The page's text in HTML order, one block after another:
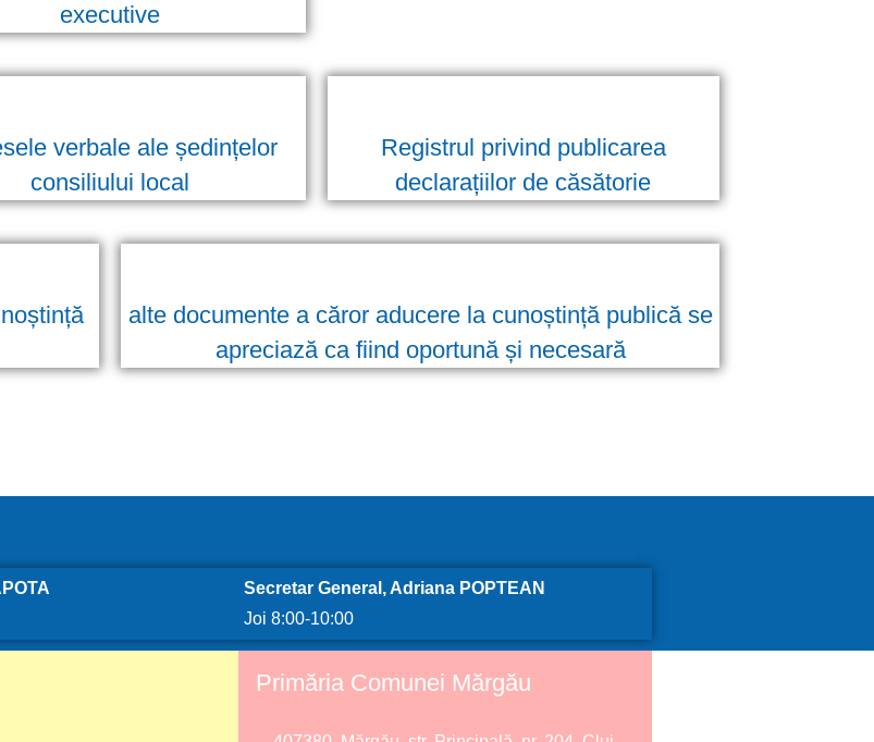
executive
verbale ale ședințelor
consiliului local
Registrul privind publicarea
declarațiilor de căsătorie
alte documente a căror aducere la cunoștință publică se
apreciază ca fiind oportună și necesară
Secretar General, Adriana POPTEAN
Joi 8:00-10:00
Primăria Comunei Mărgău